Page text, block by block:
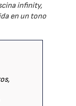
infinity,
en un tono